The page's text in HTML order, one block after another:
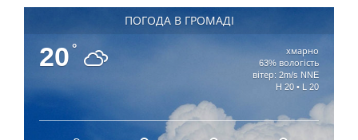
ПОГОДА В ГРОМАДІ
20 °
хмарно
63% вологість
вітер: 2m/s NNE
H 20 • L 20